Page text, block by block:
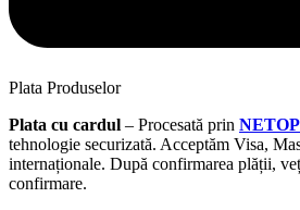
Plata Produselor
Plata cu cardul – Procesată prin
tehnologie securizată. Acceptăm Visa,
internaționale. După confirmarea plății,
confirmare.